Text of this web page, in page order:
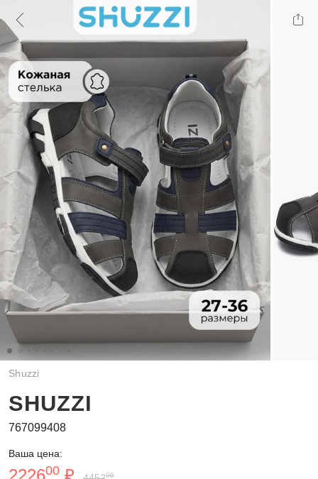
Shuzzi
SHUZZI
767099408
Ваша цена:
00 00